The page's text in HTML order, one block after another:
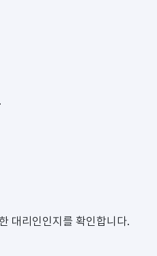
대리인인지를 확인합니다.